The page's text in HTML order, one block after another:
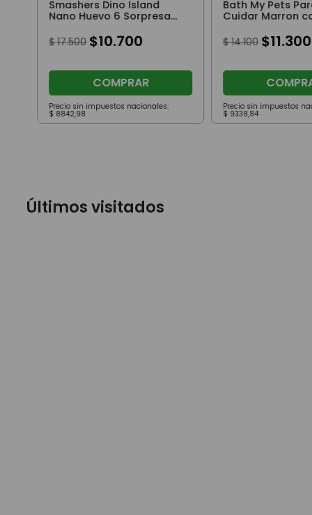
Smashers Dino Island
Nano Huevo 6 Sorpresa
$ 17.500 $10.700
COMPRAR
Precio sin impuestos nacionales:
$ 8842,98
Bath My Pets
Cuidar Marron
$ 14.100 $11.300
Precio sin impuestos
$ 9338,84
Últimos visitados